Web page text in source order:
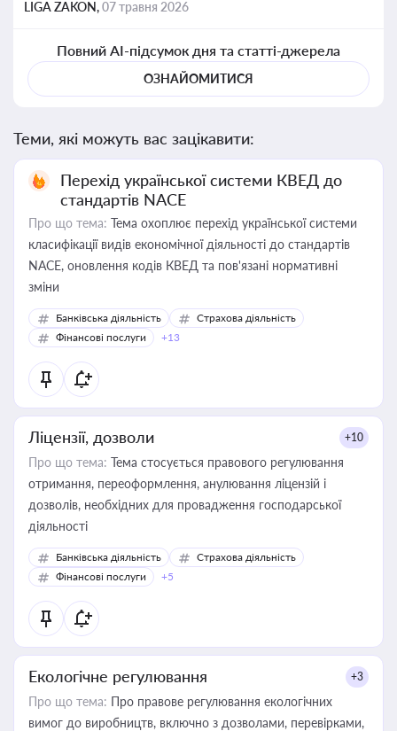
LIGA ZAKON,07 травня 2026
Повний AI-підсумок дня та статті-джерела
ОЗНАЙОМИТИСЯ
Теми, які можуть вас зацікавити:
Перехід української системи КВЕД до
стандартів NACE
Про що тема: Тема охоплює перехід української системи
класифікації видів економічної діяльності до стандартів
NACE, оновлення кодів КВЕД та пов'язані нормативні
зміни
Банківська діяльність
Страхова діяльність
Фінансові послуги
+13
Ліцензії, дозволи +10
Про що тема: Тема стосується правового регулювання
отримання, переоформлення, анулювання ліцензій і
дозволів, необхідних для провадження господарської
діяльності
Банківська діяльність
Страхова діяльність
Фінансові послуги
+5
Екологічне регулювання +3
Про що тема: Про правове регулювання екологічних
вимог до виробництв, включно з дозволами, перевірками,